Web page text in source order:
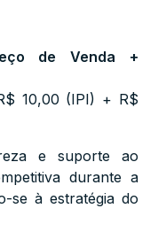
de Venda +
10,00 (IPI) + R$
e suporte ao
durante a
se à estratégia do